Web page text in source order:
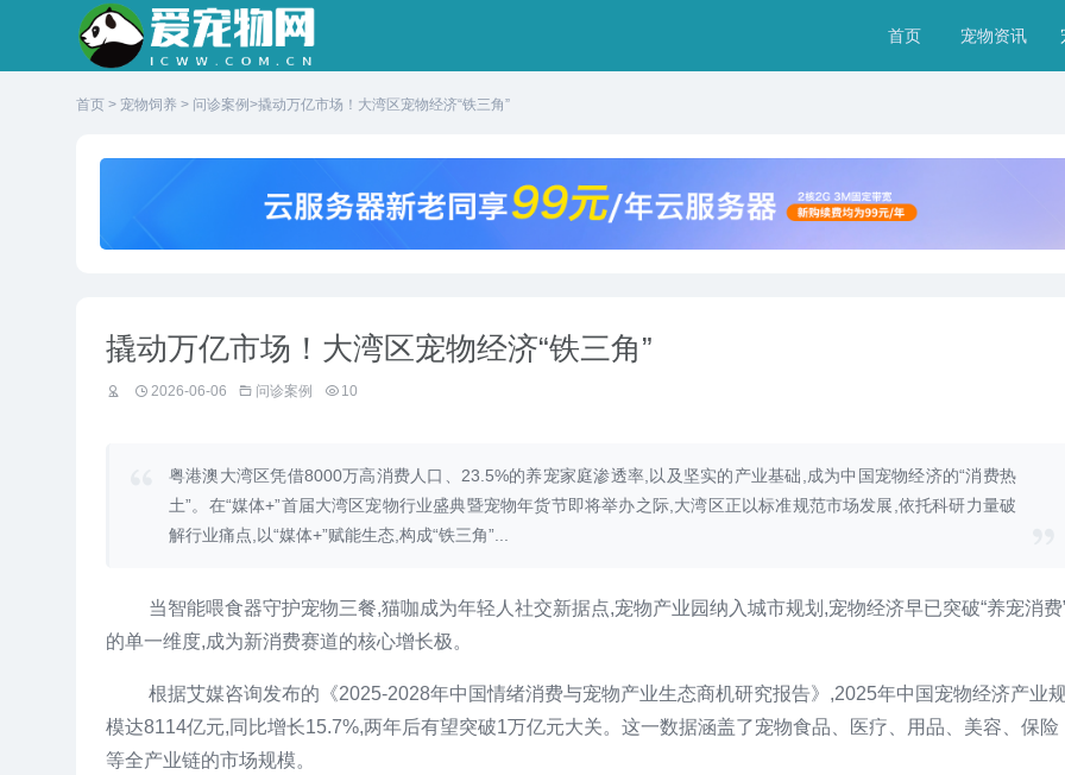
首页 宠物资讯
首页 > 宠物饲养 > 问诊案例 >撬动万亿市场！大湾区宠物经济“铁三角”
撬动万亿市场！大湾区宠物经济“铁三角”
2026-06-06 问诊案例 10
粤港澳大湾区凭借8000万高消费人口、23.5%的养宠家庭渗透率,以及坚实的产业基础,成为中国宠物经济的“消费热
土”。在“媒体+”首届大湾区宠物行业盛典暨宠物年货节即将举办之际,大湾区正以标准规范市场发展,依托科研力量破
解行业痛点,以“媒体+”赋能生态,构成“铁三角”...
当智能喂食器守护宠物三餐,猫咖成为年轻人社交新据点,宠物产业园纳入城市规划,宠物经济早已突破“养宠消费
的单一维度,成为新消费赛道的核心增长极。
根据艾媒咨询发布的《2025-2028年中国情绪消费与宠物产业生态商机研究报告》,2025年中国宠物经济产业
模达8114亿元,同比增长15.7%,两年后有望突破1万亿元大关。这一数据涵盖了宠物食品、医疗、用品、美容、保险
等全产业链的市场规模。
100个招财的狗狗名字